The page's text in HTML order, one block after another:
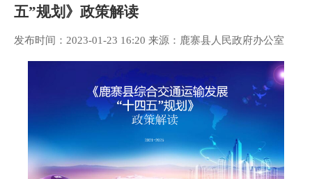
五”规划》政策解读
发布时间：2023-01-23 16:20 来源：鹿寨县人民政府办公室